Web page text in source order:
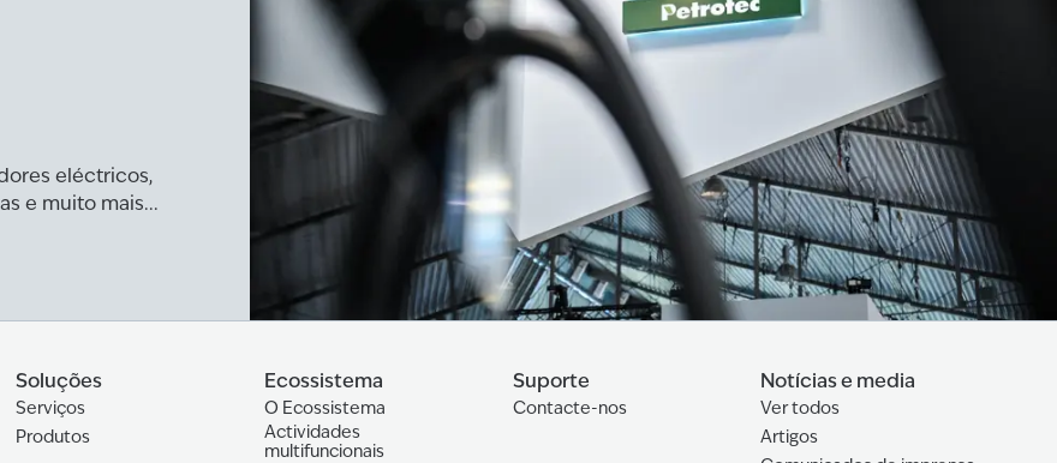
eléctricos,
e muito mais...
Soluções
Serviços
Produtos
Ecossistema
O Ecossistema
Actividades
multifuncionais
Suporte
Contacte-nos
Notícias e media
Ver todos
Artigos